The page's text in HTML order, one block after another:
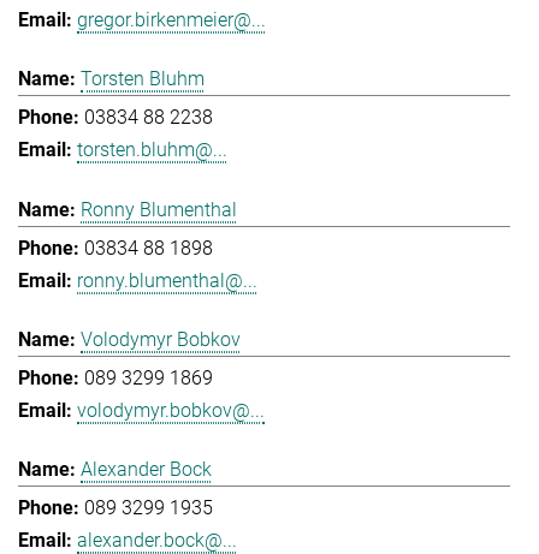
gregor.birkenmeier@...
Torsten Bluhm
03834 88 2238
torsten.bluhm@...
Ronny Blumenthal
03834 88 1898
ronny.blumenthal@...
Volodymyr Bobkov
089 3299 1869
volodymyr.bobkov@...
Alexander Bock
089 3299 1935
alexander.bock@...